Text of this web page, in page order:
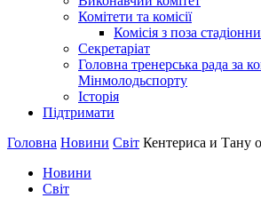
Комітети та комісії
Комісія з поза
Секретаріат
Головна тренерська рада за
Мінмолодьспорту
Історія
Підтримати
Головна Новини Світ Кентериса и Тану
Новини
Світ